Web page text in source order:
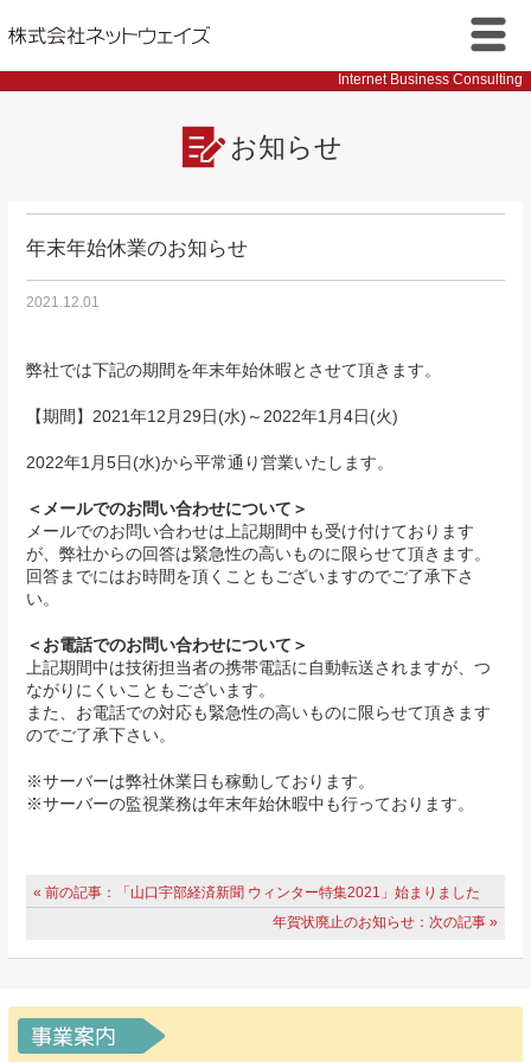
メニ
ュー
Internet Business Consulting
お知らせ
年末年始休業のお知らせ
2021.12.01
弊社では下記の期間を年末年始休暇とさせて頂きます。
【期間】2021年12月29日(水)～2022年1月4日(火)
2022年1月5日(水)から平常通り営業いたします。
＜メールでのお問い合わせについて＞
メールでのお問い合わせは上記期間中も受け付けております
が、弊社からの回答は緊急性の高いものに限らせて頂きます。
回答までにはお時間を頂くこともございますのでご了承下さ
い。
＜お電話でのお問い合わせについて＞
上記期間中は技術担当者の携帯電話に自動転送されますが、つ
ながりにくいこともございます。
また、お電話での対応も緊急性の高いものに限らせて頂きます
のでご了承下さい。
※サーバーは弊社休業日も稼動しております。
※サーバーの監視業務は年末年始休暇中も行っております。
« 前の記事：「山口宇部経済新聞 ウィンター特集2021」始まりました
年賀状廃止のお知らせ：次の記事 »